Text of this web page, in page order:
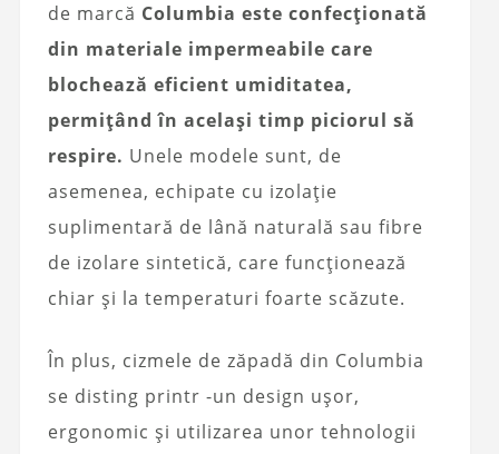
de marcă Columbia este confecționată
din materiale impermeabile care
blochează eficient umiditatea,
permițând în același timp piciorul să
respire. Unele modele sunt, de
asemenea, echipate cu izolație
suplimentară de lână naturală sau fibre
de izolare sintetică, care funcționează
chiar și la temperaturi foarte scăzute.
În plus, cizmele de zăpadă din Columbia
se disting printr -un design ușor,
ergonomic și utilizarea unor tehnologii